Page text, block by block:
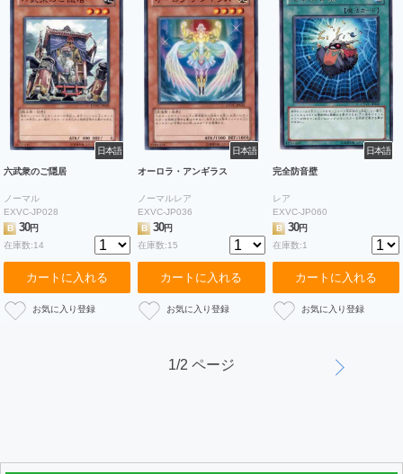
日本語
六武衆のご隠居
ノーマル
EXVC-JP028
B
30円
在庫数:14
カートに入れる
日本語
オーロラ・アンギラス
ノーマルレア
EXVC-JP036
B
30円
在庫数:15
カートに入れる
日本語
完全防音壁
レア
EXVC-JP060
B 30円
在庫数:1
カートに入れる
1/2 ページ